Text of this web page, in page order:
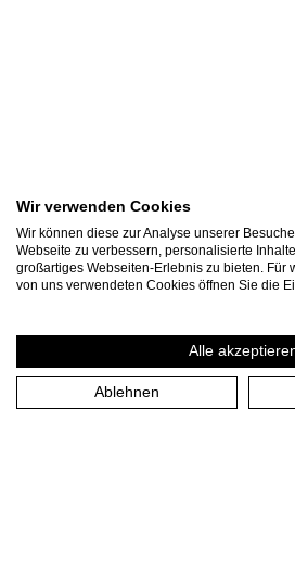
Wir verwenden Cookies
Wir können diese zur Analyse unserer
Webseite zu verbessern, personalisierte
großartiges Webseiten-Erlebnis zu bieten. Für
von uns verwendeten Cookies öffnen Sie die
Alle
Ablehnen